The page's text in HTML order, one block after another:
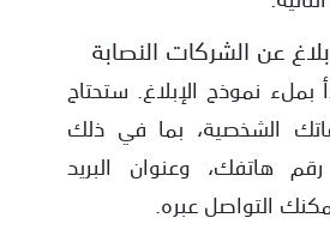
عن الشركات النصابة
بملء نموذج الإبلاغ. ستحتاج
الشخصية، بما في ذلك
هاتفك، وعنوان البريد
التواصل عبره.